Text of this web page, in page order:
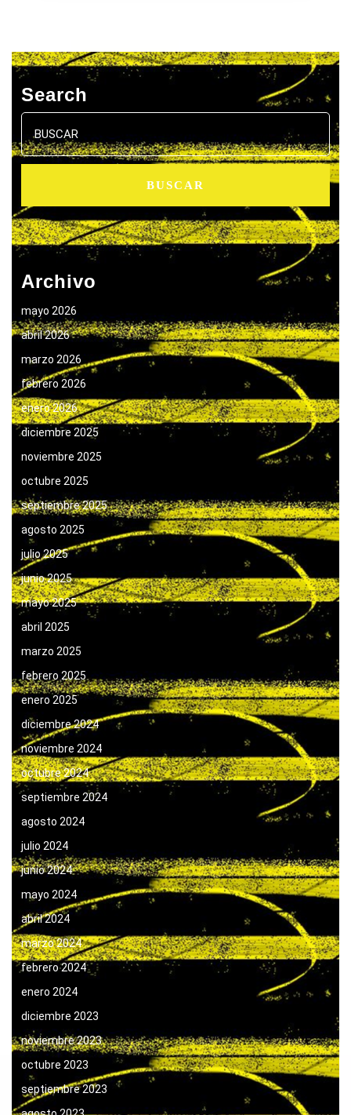
Search
Buscar:
Archivo
mayo 2026
abril 2026
marzo 2026
febrero 2026
enero 2026
diciembre 2025
noviembre 2025
octubre 2025
septiembre 2025
agosto 2025
julio 2025
junio 2025
mayo 2025
abril 2025
marzo 2025
febrero 2025
enero 2025
diciembre 2024
noviembre 2024
octubre 2024
septiembre 2024
agosto 2024
julio 2024
junio 2024
mayo 2024
abril 2024
marzo 2024
febrero 2024
enero 2024
diciembre 2023
noviembre 2023
octubre 2023
septiembre 2023